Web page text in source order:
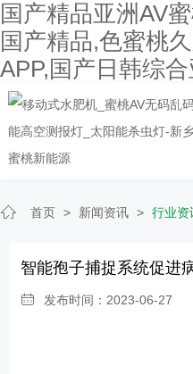
国产精品亚洲AV
国产精品,色蜜桃
APP,国产日韩综
网站首页
关于国产精品亚洲AV蜜桃
主营产品
客户案例
人才招聘
联系国产精品亚洲AV蜜桃
首页 > 新闻资讯 > 行业资
智能孢子捕捉系统促进
发布时间：2023-06-27